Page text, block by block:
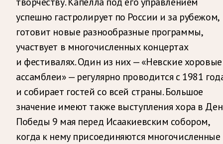
успешно гастролирует по России и за рубежом,
готовит новые разнообразные программы,
участвует в многочисленных концертах
и фестивалях. Один из них — «Невские хоровые
ассамблеи» — регулярно проводится с 1981
и собирает гостей со всей страны. Большое
значение имеют также выступления хора в
Победы 9 мая перед Исаакиевским собором,
когда к нему присоединяются многочисленные